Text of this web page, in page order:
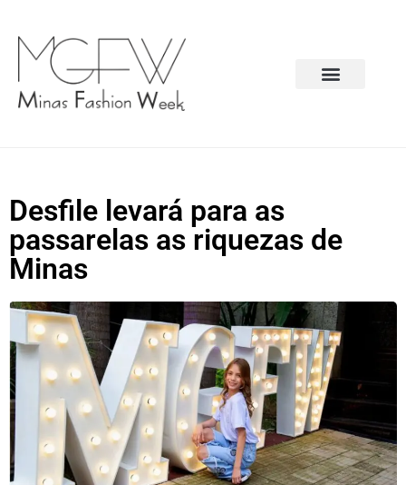
Desfile levará para as
passarelas as riquezas de
Minas